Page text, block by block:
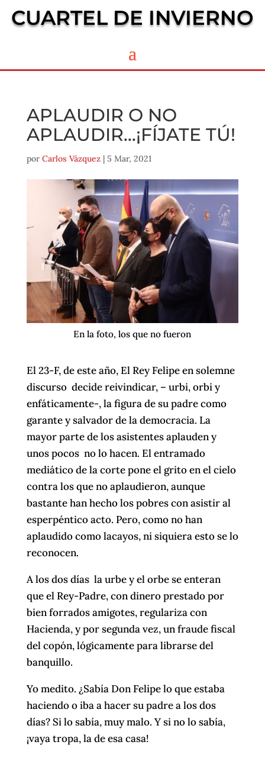
CUARTEL DE INVIERNO
APLAUDIR O NO
APLAUDIR…¡FÍJATE TÚ!
por Carlos Vázquez| 5 Mar, 2021
En la foto, los que no fueron
El 23-F, de este año, El Rey Felipe en solemne
discurso decide reivindicar, – urbi, orbi y
enfáticamente-, la figura de su padre como
garante y salvador de la democracia. La
mayor parte de los asistentes aplauden y
unos pocos no lo hacen. El entramado
mediático de la corte pone el grito en el cielo
contra los que no aplaudieron, aunque
bastante han hecho los pobres con asistir al
esperpéntico acto. Pero, como no han
aplaudido como lacayos, ni siquiera esto se lo
reconocen.
A los dos días la urbe y el orbe se enteran
que el Rey-Padre, con dinero prestado por
bien forrados amigotes, regulariza con
Hacienda, y por segunda vez, un fraude fiscal
del copón, lógicamente para librarse del
banquillo.
Yo medito. ¿Sabía Don Felipe lo que estaba
haciendo o iba a hacer su padre a los dos
días? Si lo sabía, muy malo. Y si no lo sabía,
¡vaya tropa, la de esa casa!